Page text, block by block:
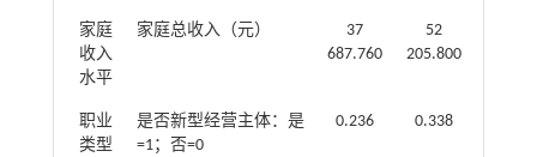
家庭
收入
水平
家庭总收入（元）
37
687.760
52
205.800
职业
类型
是否新型经营主体：是
=1；否=0
0.236 0.338